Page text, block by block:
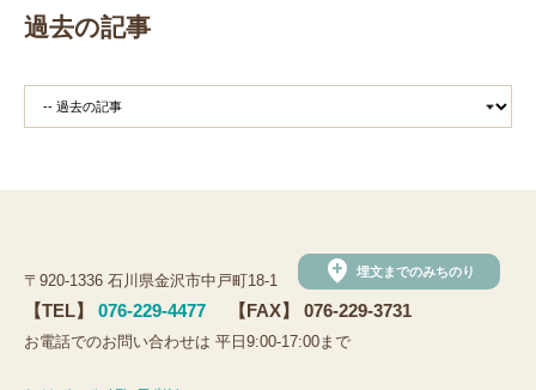
過去の記事
〒920-1336 石川県金沢市中戸町18-1 add_location 埋文までのみちのり
【TEL】 076-229-4477 【FAX】 076-229-3731
お電話でのお問い合わせは 平日9:00-17:00まで